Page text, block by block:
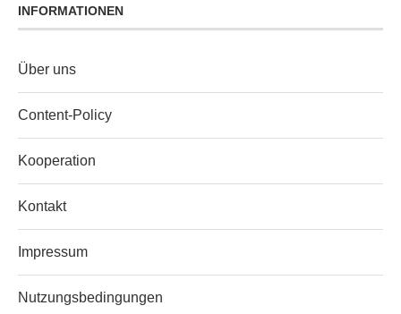
INFORMATIONEN
Über uns
Content‑Policy
Kooperation
Kontakt
Impressum
Nutzungsbedingungen